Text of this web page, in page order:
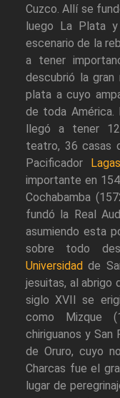
Cuzco. Allí se
luego La Plata
escenario de la
a tener
descubrió la
plata a cuyo
de toda América.
llegó a tener
teatro, 36 casas
Pacificador
importante en
Cochabamba
fundó la Real
asumiendo esta
sobre todo
Universidad de
jesuitas, al abrigo
siglo XVII se
como Mizque
chiriguanos y San
de Oruro, cuyo
Charcas fue el
lugar de